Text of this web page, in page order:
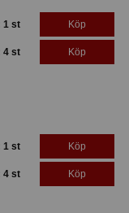
1 st Köp
4 st Köp
1 st Köp
4 st Köp